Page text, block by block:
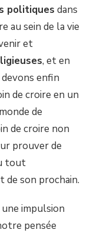
politiques dans
au sein de la vie
et
, et en
enfin
de croire en un
de
de croire non
prouver de
tout
de son prochain.
impulsion
pensée